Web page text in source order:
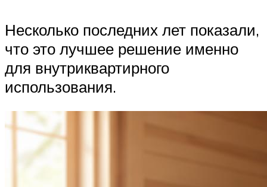
Несколько последних лет показали,
что это лучшее решение именно
для внутриквартирного
использования.